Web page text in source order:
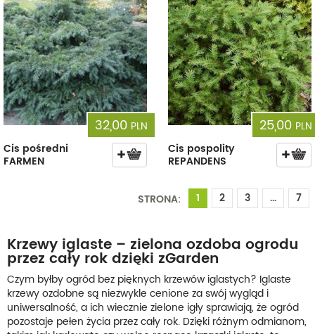
32,00 PLN
Cis pośredni
FARMEN
25,00 PLN
Cis pospolity
REPANDENS
STRONA: 1 2 3 ... 7
Krzewy iglaste – zielona ozdoba ogrodu
przez cały rok dzięki zGarden
Czym byłby ogród bez pięknych krzewów iglastych? Iglaste
krzewy ozdobne są niezwykle cenione za swój wygląd i
uniwersalność, a ich wiecznie zielone igły sprawiają, że ogród
pozostaje pełen życia przez cały rok. Dzięki różnym odmianom,